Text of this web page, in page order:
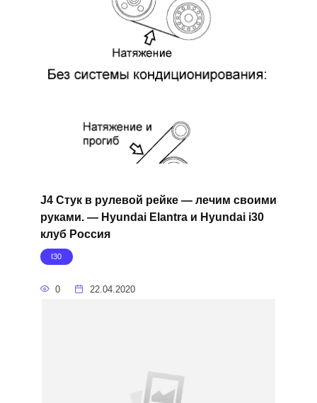
J4 Стук в рулевой рейке — лечим своими
руками. — Hyundai Elantra и Hyundai i30
клуб Россия
I30
0 22.04.2020